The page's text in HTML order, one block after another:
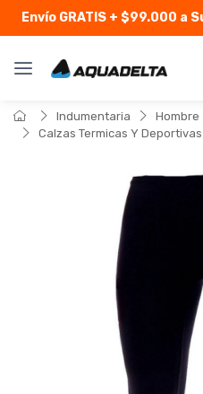
Envío GRATIS+ $99.000 a
Indumentaria Hombre
Calzas Termicas Y Deportivas